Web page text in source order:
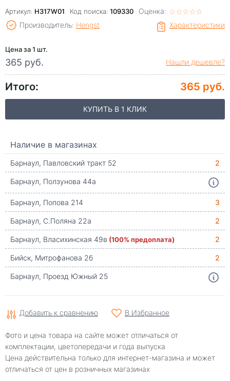
Артикул: H317W01 Код поиска: 109330 Оценка: ☆☆☆☆☆
★★★★★
Характеристики
Производитель: Hengst
Цена за 1 шт.
365 руб. Нашли дешевле?
Итого: 365 руб.
КУПИТЬ В 1 КЛИК
Наличие в магазинах
Барнаул, Павловский тракт 52
2
Барнаул, Ползунова 44а
Барнаул, Попова 214
3
Барнаул, С.Поляна 22а
2
Барнаул, Власихинская 49в (100% предоплата)
2
Бийск, Митрофанова 2б
2
Барнаул, Проезд Южный 25
Добавить к сравнению В Избранное
Фото и цена товара на сайте может отличаться от
комплектации, цветопередачи и года выпуска
Цена действительна только для интернет-магазина и может
отличаться от цен в розничных магазинах